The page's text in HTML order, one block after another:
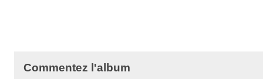
Commentez l'album